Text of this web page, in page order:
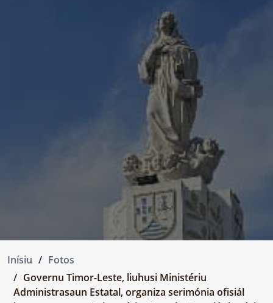
Inísiu
Fotos
Governu Timor-Leste, liuhusi Ministériu
Administrasaun Estatal, organiza serimónia ofisiál